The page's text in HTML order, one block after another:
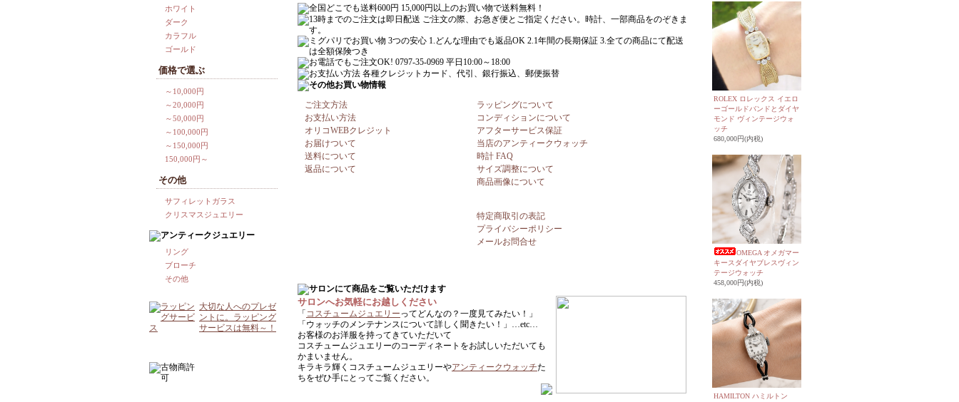
ご注文方法
お支払い方法
オリコWEBクレジット
お届けついて
送料について
返品について
ラッピングについて
コンディションについて
アフターサービス保証
当店のアンティークウォッチ
時計 FAQ
サイズ調整について
商品画像について
特定商取引の表記
プライバシーポリシー
メールお問合せ
サロンへお気軽にお越しください
「 コスチュームジュエリーってどんなの？一度見てみたい！」
「ウォッチのメンテナンスについて詳しく聞きたい！」…etc…
お客様のお洋服を持ってきていただいて
コスチュームジュエリーのコーディネートをお試しいただいても
かまいません。
キラキラ輝くコスチュームジュエリーやアンティークウォッチた
ちをぜひ手にとってご覧ください。
ホワイト
ダーク
カラフル
ゴールド
価格で選ぶ
～10,000円
～20,000円
～50,000円
～100,000円
～150,000円
150,000円～
その他
サフィレットガラス
クリスマスジュエリー
リング
ブローチ
その他
大切な人へのプレゼ
ントに。ラッピング
サービスは無料～！
ROLEX ロレックス イエロ
ーゴールドバンドとダイヤ
モンド ヴィンテージウォ
ッチ
680,000円(内税)
OMEGA オメガマー
キースダイヤブレスヴィン
テージウォッチ
458,000円(内税)
HAMILTON ハミルトン